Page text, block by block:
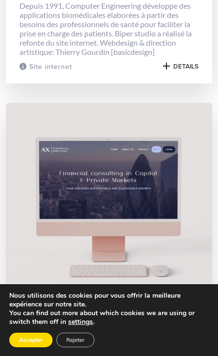
Site internet
Depuis 1991, Computer Engineering développe des
applications biomédicales élaborées à partir des
besoins des professionnels de santé pour faciliter la
prise en charge des patients. Biper studio a réalisé la
refonte du site internet. Webdesign & direction
artistique: Thierry Gourdin [basicdesign]
DETAILS
AX Financial Services
Création d'un thème WordPress multilingue pour la
Nous utilisons des cookies pour vous offrir la meilleure
expérience sur notre site.
You can find out more about which cookies we are using or
switch them off in settings.
Accepter Rejeter